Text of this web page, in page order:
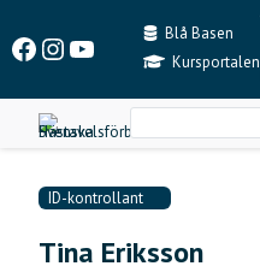
content
Facebook
Instagram
YouTubeBlå Basen
Kursportalen
ID-kontrollant
Tina Eriksson